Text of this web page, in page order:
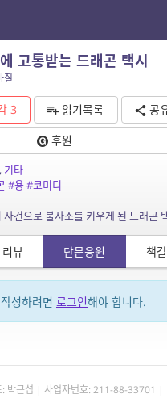
고통받는 드래곤 택시
질
3 읽기목록 공
후원
, 기타
#용#코미디
리뷰 단문응원 책
성하려면 로그인해야 합니다.
박근섭 사업자번호: 211-88-33701